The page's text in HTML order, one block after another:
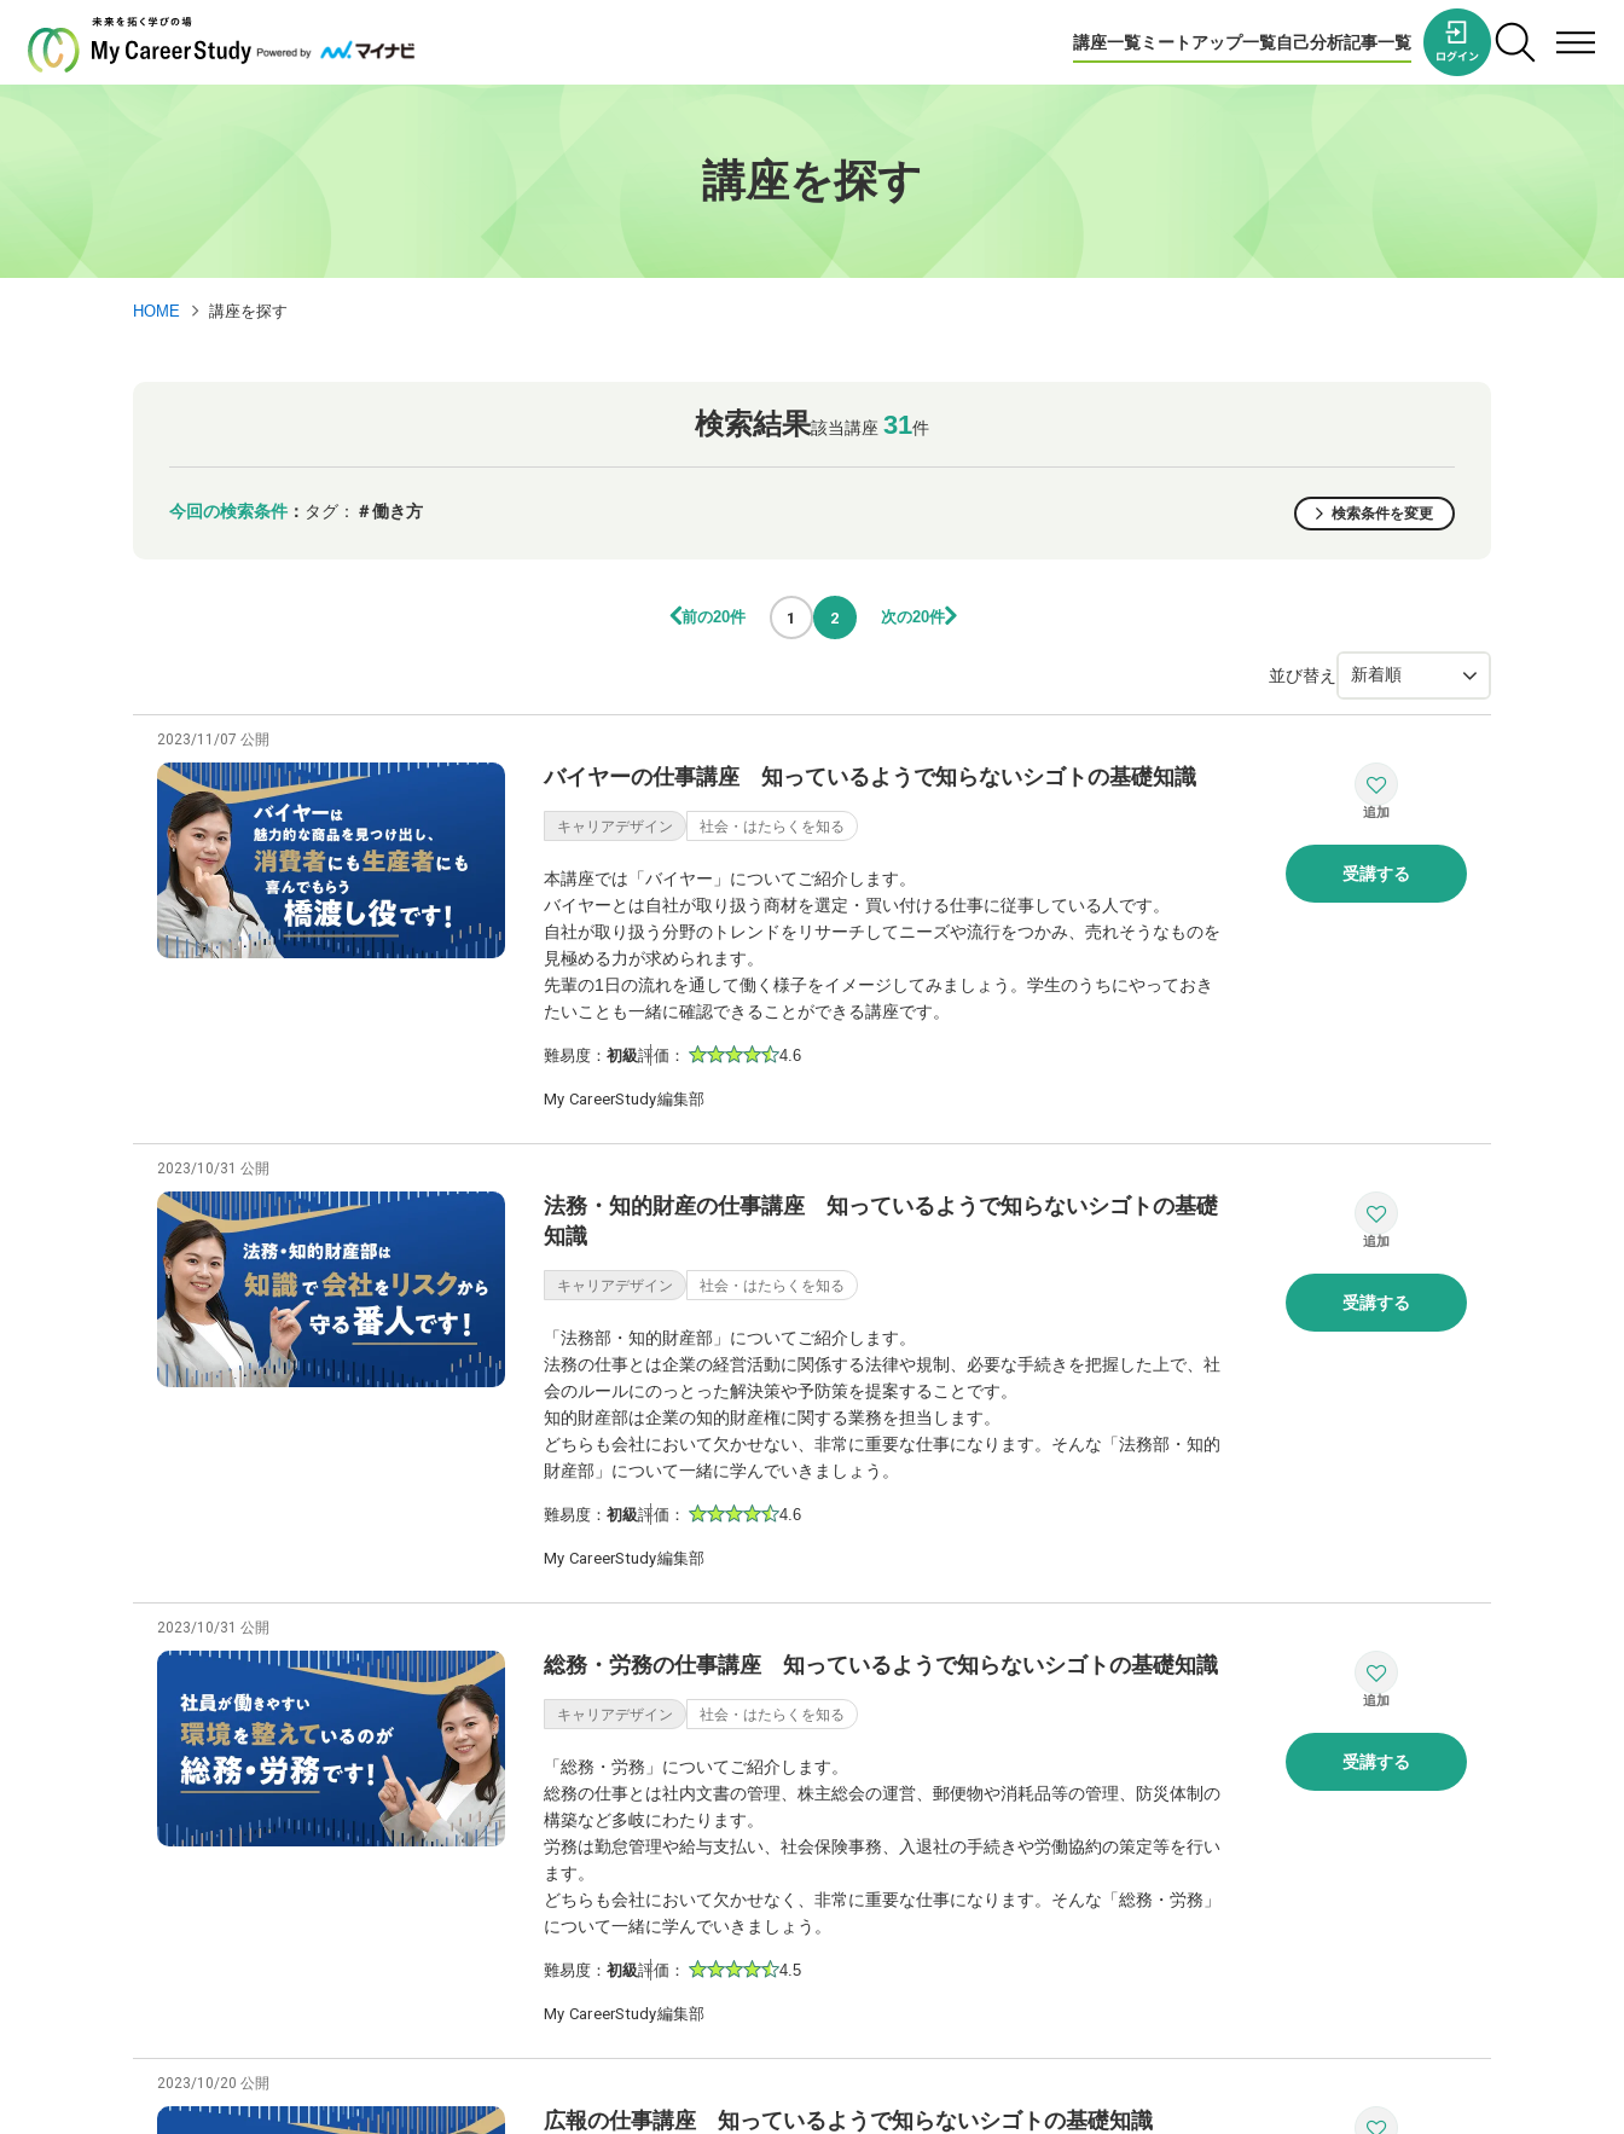
講座一覧ミートアップ一覧自己分析記事一覧
講座を探す
HOME 講座を探す
検索結果該当講座 31件
今回の検索条件 ： タグ： ＃働き方 検索条件を変更
前の20件 1 2 次の20件
並び替え
2023/11/07 公開
バイヤーの仕事講座 知っているようで知らないシゴトの基礎知識
キャリアデザイン 社会・はたらくを知る
本講座では「バイヤー」についてご紹介します。
バイヤーとは自社が取り扱う商材を選定・買い付ける仕事に従事している人です。
自社が取り扱う分野のトレンドをリサーチしてニーズや流行をつかみ、売れそうなものを
見極める力が求められます。
先輩の1日の流れを通して働く様子をイメージしてみましょう。学生のうちにやっておき
たいことも一緒に確認できることができる講座です。
難易度： 初級評価： 4.6
My CareerStudy編集部
受講する
2023/10/31 公開
法務・知的財産の仕事講座 知っているようで知らないシゴトの基礎
知識
キャリアデザイン 社会・はたらくを知る
「法務部・知的財産部」についてご紹介します。
法務の仕事とは企業の経営活動に関係する法律や規制、必要な手続きを把握した上で、社
会のルールにのっとった解決策や予防策を提案することです。
知的財産部は企業の知的財産権に関する業務を担当します。
どちらも会社において欠かせない、非常に重要な仕事になります。そんな「法務部・知的
財産部」について一緒に学んでいきましょう。
難易度： 初級評価： 4.6
My CareerStudy編集部
受講する
2023/10/31 公開
総務・労務の仕事講座 知っているようで知らないシゴトの基礎知識
キャリアデザイン 社会・はたらくを知る
「総務・労務」についてご紹介します。
総務の仕事とは社内文書の管理、株主総会の運営、郵便物や消耗品等の管理、防災体制の
構築など多岐にわたります。
労務は勤怠管理や給与支払い、社会保険事務、入退社の手続きや労働協約の策定等を行い
ます。
どちらも会社において欠かせなく、非常に重要な仕事になります。そんな「総務・労務」
について一緒に学んでいきましょう。
難易度： 初級評価： 4.5
My CareerStudy編集部
受講する
2023/10/20 公開
広報の仕事講座 知っているようで知らないシゴトの基礎知識